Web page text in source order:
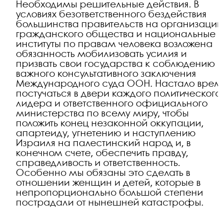
Необходимы решительные действия. В
условиях безответственного бездействия
большинства правительств на
гражданского общества и национальные
институты по правам человека возложена
обязанность мобилизовать усилия и
призвать свои государства к соблюдению
важного консультативного заключения
Международного суда ООН. Настало
постучаться в двери каждого политического
лидера и ответственного официального
министерства по всему миру, чтобы
положить конец незаконной оккупации,
апартеиду, угнетению и наступлению
Израиля на палестинский народ и, в
конечном счете, обеспечить правду,
справедливость и ответственность.
Особенно мы обязаны это сделать в
отношении женщин и детей, которые в
непропорционально большой степени
пострадали от нынешней катастрофы.